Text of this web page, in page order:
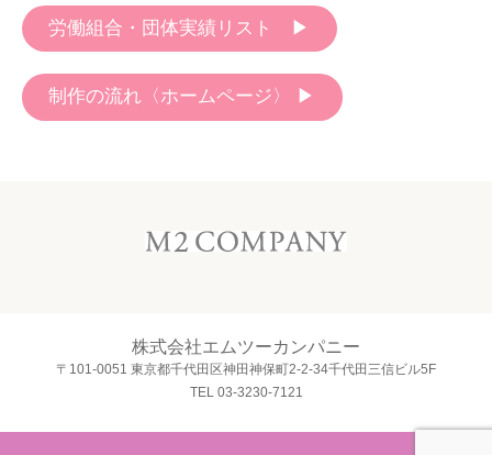
労働組合・団体実績リスト ▶︎
制作の流れ〈ホームページ〉 ▶︎
株式会社エムツーカンパニー
〒101-0051 東京都千代田区神田神保町2-2-34千代田三信ビル5F
TEL 03-3230-7121